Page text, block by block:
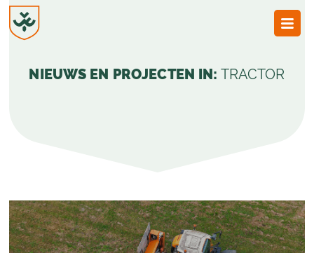
NIEUWS EN PROJECTEN IN: TRACTOR